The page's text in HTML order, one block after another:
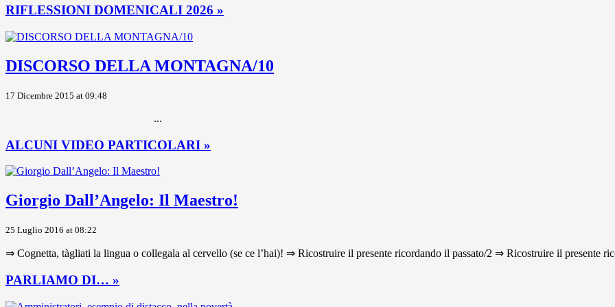
RIFLESSIONI DOMENICALI 2026 »
DISCORSO DELLA MONTAGNA/10
17 Dicembre 2015 at 09:48
...
ALCUNI VIDEO PARTICOLARI »
Giorgio Dall’Angelo: Il Maestro!
25 Luglio 2016 at 08:22
⇒ Cognetta, tàgliati la lingua o collegala al cervello (se ce l’hai)! ⇒ Ricostruire il presente ricordando il passato/2 ⇒ Ricostruire il presente
PARLIAMO DI… »